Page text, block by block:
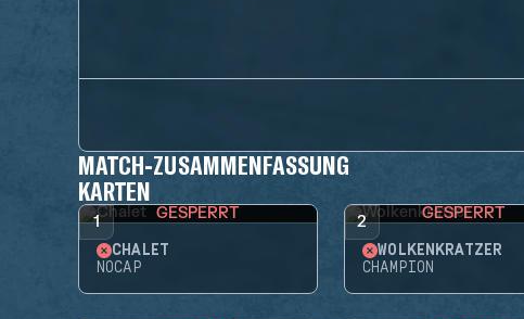
MATCH-ZUSAMMENFASSUNG
KARTEN
1 GESPERRT
CHALET
NOCAP
2 GESPERRT
WOLKENKRATZER
CHAMPION